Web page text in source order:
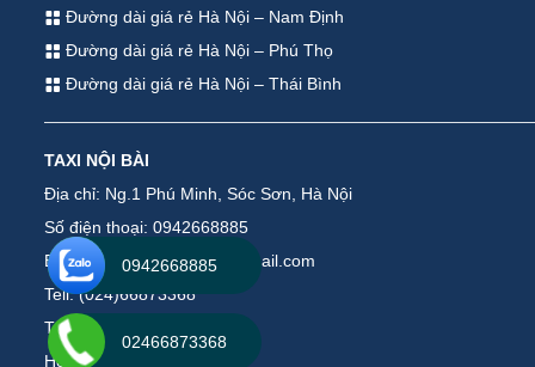
Đường dài giá rẻ Hà Nội – Nam Định
Đường dài giá rẻ Hà Nội – Phú Thọ
Đường dài giá rẻ Hà Nội – Thái Bình
TAXI NỘI BÀI
Địa chỉ: Ng.1 Phú Minh, Sóc Sơn, Hà Nội
Số điện thoại: 0942668885
Email: taxinoibaiservice@gmail.com
Tell: (024)66873368
Tell: (035)2448000
Hotline : 0942668885
0942668885
02466873368